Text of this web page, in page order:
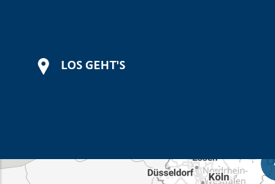
LOS GEHT'S